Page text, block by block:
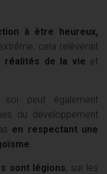
à être heureux,
cela relèverait
réalités de la vie et
peut également
du développement
en respectant une
sont légions, sur les